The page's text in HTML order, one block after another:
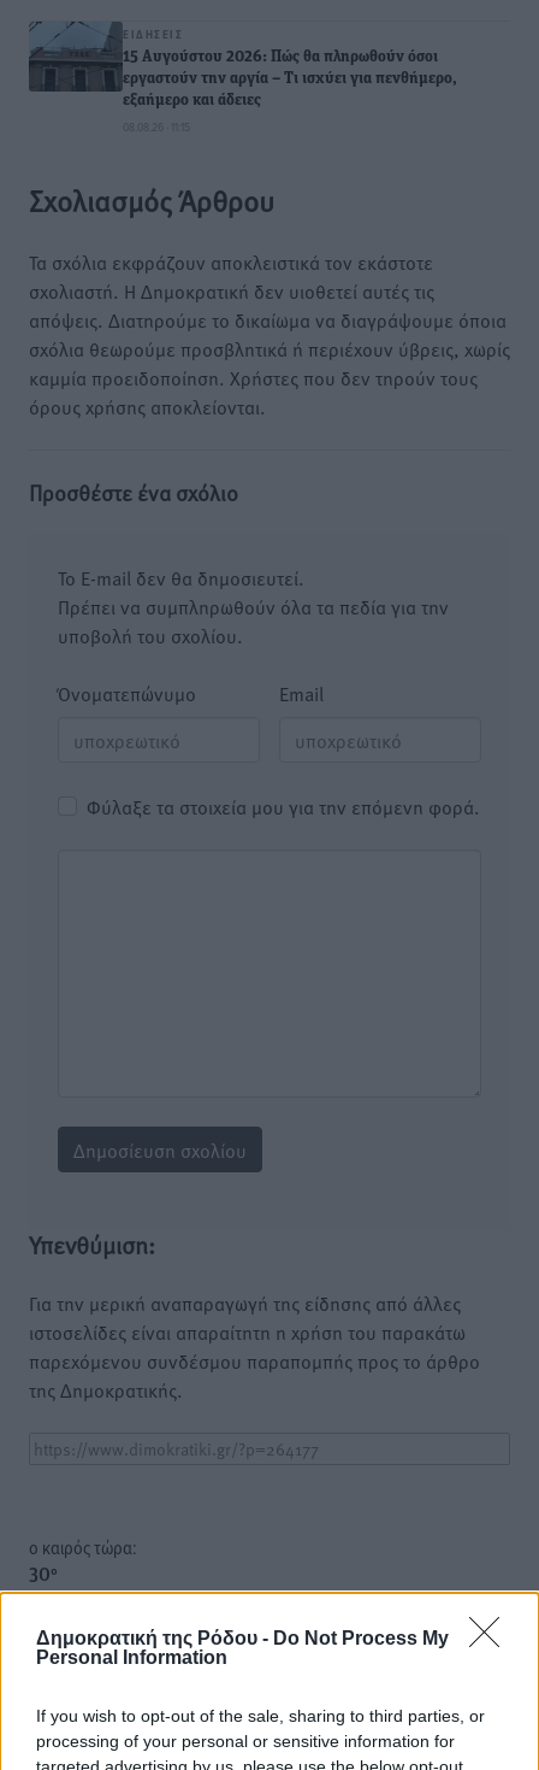
Δημοκρατική της Ρόδου - Do Not Process My
Personal Information
If you wish to opt-out of the sale, sharing to third parties, or
processing of your personal or sensitive information for
targeted advertising by us, please use the below opt-out
ΕΙΔΉΣΕΙΣ
15 Αυγούστου 2026: Πώς θα πληρωθούν όσοι
εργαστούν την αργία – Τι ισχύει για πενθήμερο,
εξαήμερο και άδειες
08.08.26 · 11:15
Σχολιασμός Άρθρου
Τα σχόλια εκφράζουν αποκλειστικά τον εκάστοτε
σχολιαστή. Η Δημοκρατική δεν υιοθετεί αυτές τις
απόψεις. Διατηρούμε το δικαίωμα να διαγράψουμε όποια
σχόλια θεωρούμε προσβλητικά ή περιέχουν ύβρεις, χωρίς
καμμία προειδοποίηση. Χρήστες που δεν τηρούν τους
όρους χρήσης αποκλείονται.
Προσθέστε ένα σχόλιο
Το E-mail δεν θα δημοσιευτεί.
Πρέπει να συμπληρωθούν όλα τα πεδία για την
υποβολή του σχολίου.
Όνοματεπώνυμο Email
Φύλαξε τα στοιχεία μου για την επόμενη φορά.
Υπενθύμιση:
Για την μερική αναπαραγωγή της είδησης από άλλες
ιστοσελίδες είναι απαραίτητη η χρήση του παρακάτω
παρεχόμενου συνδέσμου παραπομπής προς το άρθρο
της Δημοκρατικής.
o καιρός τώρα:
30°
79%
8km/h
30 °/30°
06:18